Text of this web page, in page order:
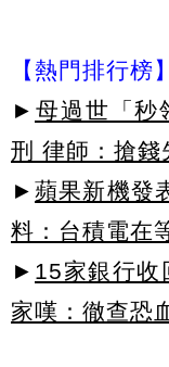
【熱門排行榜】
► 母過世「秒
刑 律師：搶錢
► 蘋果新機發
料：台積電在
► 15家銀行收
家嘆：徹查恐